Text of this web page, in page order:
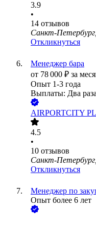
3.9
•
14 отзывов
Санкт-
Откликнуться
Менеджер бара
от 78 000 ₽ за
Опыт 1-3 года
Выплаты: Два
AIRPORTCITY
4.5
•
10 отзывов
Санкт-
Откликнуться
Менеджер по
Опыт более 6 лет